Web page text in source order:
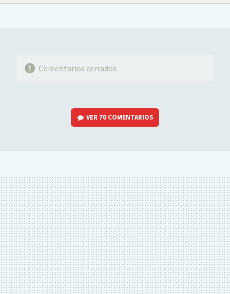
FACEBOOKTWITTERFLIPBOARD
E-
WHATSAPP
Comentarios cerrados
VER 70 COMENTARIOS